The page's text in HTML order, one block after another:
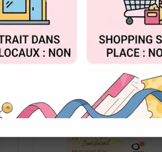
Encre Alcool
ACCEPTER TOUT